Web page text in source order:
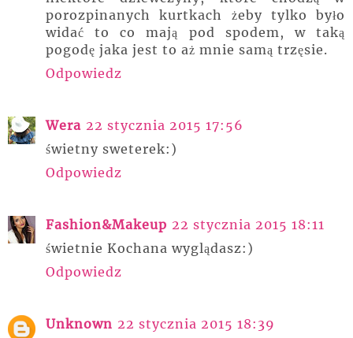
porozpinanych kurtkach żeby tylko było
widać to co mają pod spodem, w taką
pogodę jaka jest to aż mnie samą trzęsie.
Odpowiedz
Wera 22 stycznia 2015 17:56
świetny sweterek:)
Odpowiedz
Fashion&Makeup 22 stycznia 2015 18:11
świetnie Kochana wyglądasz:)
Odpowiedz
Unknown 22 stycznia 2015 18:39